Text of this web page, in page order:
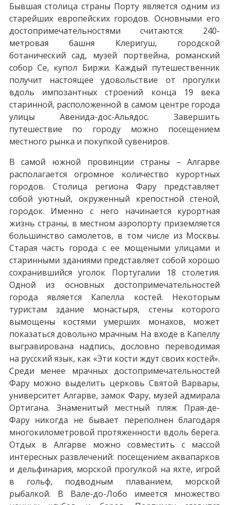
Бывшая столица страны Порту является одним из
старейших европейских городов. Основными его
достопримечательностями считаются: 240-
метровая башня Клеригуш, городской
ботанический сад, музей портвейна, романский
собор Се, купол Биржи. Каждый путешественник
получит настоящее удовольствие от прогулки
вдоль импозантных строений конца 19 века
старинной, расположенной в самом центре города
улицы Авенида-дос-Альядос. Завершить
путешествие по городу можно посещением
местного рынка и покупкой сувениров.
В самой южной провинции страны – Алгарве
располагается огромное количество курортных
городов. Столица региона Фару представляет
собой уютный, окруженный крепостной стеной,
городок. Именно с него начинается курортная
жизнь страны, в местном аэропорту приземляется
большинство самолетов, в том числе из Москвы.
Старая часть города с ее мощеными улицами и
старинными зданиями представляет собой хорошо
сохранившийся уголок Португалии 18 столетия.
Одной из основных достопримечательностей
города является Капелла костей. Некоторым
туристам здание монастыря, стены которого
вымощены костями умерших монахов, может
показаться довольно мрачным. На входе в Капеллу
выгравирована надпись, дословно переводимая
на русский язык, как «Эти кости ждут своих костей».
Среди менее мрачных достопримечательностей
Фару можно выделить церковь Святой Варвары,
университет Алгарве, замок Фару, музей адмирала
Ортигана. Знаменитый местный пляж Прая-де-
Фару никогда не бывает переполнен благодаря
многокилометровой протяженности вдоль берега.
Отдых в Алгарве можно совместить с массой
интересных развлечений: посещением аквапарков
и дельфинария, морской прогулкой на яхте, игрой
в гольф, подводным плаванием, морской
рыбалкой. В Вале-до-Лобо имеется множество